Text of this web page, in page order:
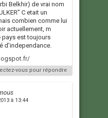
Belkhir) de vrai nom
C etait un
combien comme lui
actuellement, m
pays est toujours
d’independance.
vous pour répondre
à 13:44